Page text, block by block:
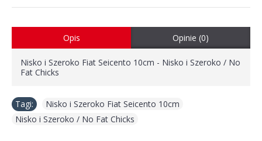
Opis Opinie (0)
Nisko i Szeroko Fiat Seicento 10cm - Nisko i Szeroko / No
Fat Chicks
Tagi: Nisko i Szeroko Fiat Seicento 10cm
Nisko i Szeroko / No Fat Chicks